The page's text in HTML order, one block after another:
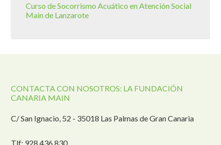
Curso de Socorrismo Acuático en Atención Social
Main de Lanzarote
CONTACTA CON NOSOTROS: LA FUNDACIÓN
CANARIA MAIN
C/ San Ignacio, 52 - 35018 Las Palmas de Gran Canaria
Tlf: 928 436 830